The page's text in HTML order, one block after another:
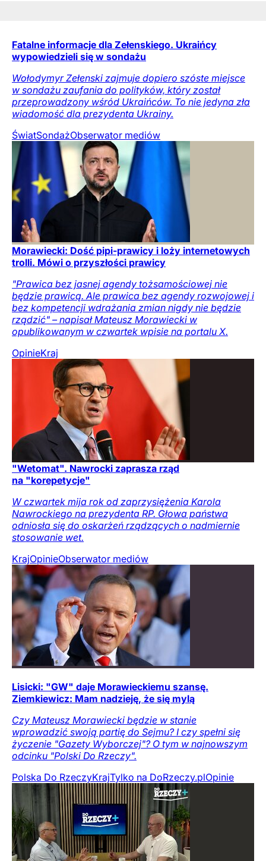
Fatalne informacje dla Zełenskiego. Ukraińcy
wypowiedzieli się w sondażu
Wołodymyr Zełenski zajmuje dopiero szóste miejsce
w sondażu zaufania do polityków, który został
przeprowadzony wśród Ukraińców. To nie jedyna zła
wiadomość dla prezydenta Ukrainy.
ŚwiatSondażObserwator mediów
Morawiecki: Dość pipi-prawicy i loży internetowych
trolli. Mówi o przyszłości prawicy
"Prawica bez jasnej agendy tożsamościowej nie
będzie prawicą. Ale prawica bez agendy rozwojowej i
bez kompetencji wdrażania zmian nigdy nie będzie
rządzić" – napisał Mateusz Morawiecki w
opublikowanym w czwartek wpisie na portalu X.
OpinieKraj
"Wetomat". Nawrocki zaprasza rząd
na "korepetycje"
W czwartek mija rok od zaprzysiężenia Karola
Nawrockiego na prezydenta RP. Głowa państwa
odniosła się do oskarżeń rządzących o nadmiernie
stosowanie wet.
KrajOpinieObserwator mediów
Lisicki: "GW" daje Morawieckiemu szansę.
Ziemkiewicz: Mam nadzieję, że się mylą
Czy Mateusz Morawiecki będzie w stanie
wprowadzić swoją partię do Sejmu? I czy spełni się
życzenie "Gazety Wyborczej"? O tym w najnowszym
odcinku "Polski Do Rzeczy".
Polska Do RzeczyKrajTylko na DoRzeczy.plOpinie